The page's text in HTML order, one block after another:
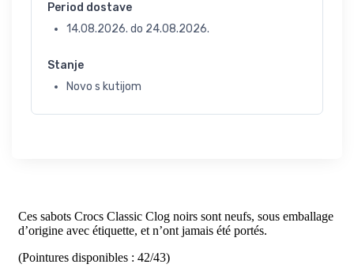
Period dostave
14.08.2026. do 24.08.2026.
Stanje
Novo s kutijom